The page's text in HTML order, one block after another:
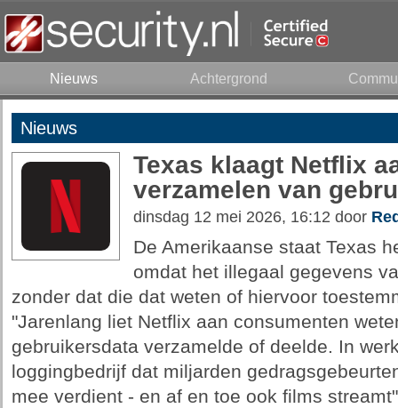
Nieuws Achtergrond
Nieuws
Texas klaagt Netflix
verzamelen van
dinsdag 12 mei 2026, 16:12 door
De Amerikaanse staat Texas
omdat het illegaal gegevens
zonder dat die dat weten of hiervoor
"Jarenlang liet Netflix aan consumenten
gebruikersdata verzamelde of deelde. In
loggingbedrijf dat miljarden
mee verdient - en af en toe ook films